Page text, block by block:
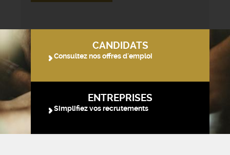
CANDIDATS
Consultez nos offres d'emploi
ENTREPRISES
Simplifiez vos recrutements